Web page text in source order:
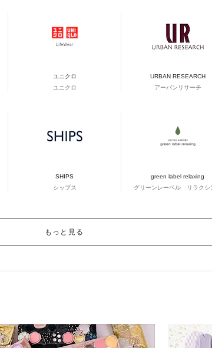
ユニクロ
ユニクロ
URBAN RESEARCH
アーバンリサーチ
SHIPS
シップス
green label relaxing
グリーンレーベル リラクシ
もっと見る